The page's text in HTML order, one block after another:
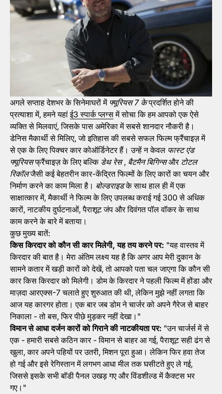
अगले सप्ताह देशभर के सिनेमाघरों में फ्यूरियस 7 केप्रदर्शित होने की
प्रत्याशा में, हमने यहांई3 स्पार्क प्लग्समें सोचा कि हम आपको एक ऐसे
व्यक्ति से मिलवाएं, जिसके पास अमेरिका में सबसे शानदार नौकरी है।
डेनिस मैकार्थी से मिलिए, जो इतिहास की सबसे सफल फिल्म फ्रैंचाइज़ में
से एक के लिए पिक्चर कार कोऑर्डिनेटर हैं। उन्हें न केवल फास्ट एंड
फ्यूरियसफ्रैंचाइज़ के लिए बल्कि डेथ रेस, बैटमैन बिगिन्सऔर टोटल
रिकॉलजैसी कई बेहतरीन कार-केंद्रित फिल्मों के लिए कारों का चयन और
निर्माण करने का काम मिला है। बोल्डराइडके साथ हाल ही में एक
साक्षात्कार में, मैकार्थी ने फिल्म के लिए उपलब्ध कराई गई 300 से अधिक
कारों, नाटकीय दुर्घटनाओं, पैराशूट जंप और दिवंगत पॉल वॉकर के साथ
काम करने के बारे में बताया।
कुछ मुख्य बातें:
किस किरदार को कौन सी कार मिलेगी, यह तय करने पर: "यह वास्तव में
किरदार की बात है। मेरा अंतिम लक्ष्य यह है कि अगर आप मेरी दुकान के
सामने कतार में खड़ी कारों को देखें, तो आपको पता चल जाएगा कि कौन सी
कार किस किरदार को मिलेगी। डोम के किरदार ने पहली फिल्म में होंडा और
माज़दा आरएक्स-7 चलाते हुए शुरुआत की थी, लेकिन मुझे नहीं लगता कि
आज यह कारगर होता। एक बार जब डोम ने चार्जर को अपने गैरेज से बाहर
निकाला - तो बस, फिर पीछे मुड़कर नहीं देखा।"
विमान से आधा दर्जन कारों को गिराने की नाटकीयता पर: "उन चार्जर्स में से
एक - हमारी सबसे कठिन कार - विमान से बाहर आ गई, पैराशूट सही ढंग से
खुला, कार अपने पहियों पर उतरी, मिशन पूरा हुआ। लेकिन फिर हवा तेज
हो गई और इसे रेगिस्तान में लगभग आधा मील तक घसीटते हुए ले गई,
जिससे इसके सभी बॉडी पैनल उखड़ गए और विंडशील्ड में कैक्टस भर
गए।"